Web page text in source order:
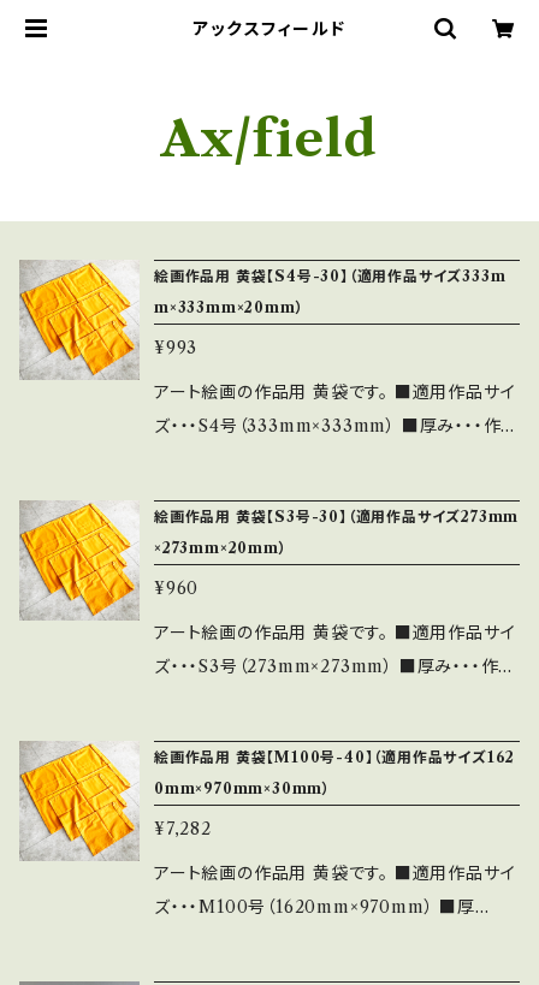
アックスフィールド
Ax/field
絵画作品用 黄袋【S4号-30】（適用作品サイズ333m
m×333mm×20mm）
¥993
アート絵画の作品用 黄袋です。 ■適用作品サイ
ズ・・・S4号（333mm×333mm） ■厚み・・・作品
期・・・約7営業日以内（毎日の注文締切は平日1
3:00。土日祝日は除く） ※ご指定
日が無い限り、早く完成しましたら前倒しで出荷
します。 ■発送・・・レターパック
（差し箱のご注文と同時の場合は同梱包可能で
わせからご指定ください。 その後にそのサイズの
商品ページを作らせていただきます。
絵画作品用 黄袋【S3号-30】（適用作品サイズ273mm
×273mm×20mm）
¥960
アート絵画の作品用 黄袋です。 ■適用作品サイ
ズ・・・S3号（273mm×273mm） ■厚み・・・作品
期・・・約7営業日以内（毎日の注文締切は平日1
3:00。土日祝日は除く） ※ご指定
日が無い限り、早く完成しましたら前倒しで出荷
します。 ■発送・・・レターパック
（差し箱のご注文と同時の場合は同梱包可能で
絵画作品用 黄袋【M100号-40】（適用作品サイズ162
0mm×970mm×30mm）
¥7,282
アート絵画の作品用 黄袋です。 ■適用作品サイ
ズ・・・M100号（1620mm×970mm） ■厚